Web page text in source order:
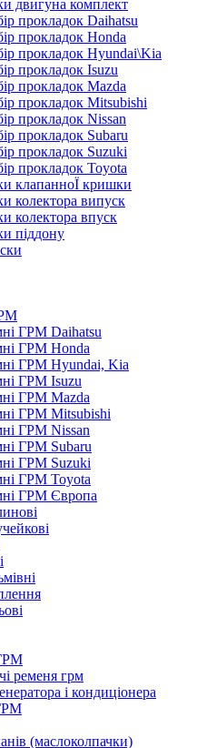
двигуна комплект
прокладок Daihatsu
прокладок Honda
прокладок Hyundai\Kia
прокладок Isuzu
прокладок Mazda
прокладок Mitsubishi
прокладок Nissan
прокладок Subaru
прокладок Suzuki
прокладок Toyota
клапанноЇ кришки
колектора випуск
колектора впуск
піддону
ГРМ Daihatsu
ГРМ Honda
ГРМ Hyundai, Kia
ГРМ Isuzu
ГРМ Mazda
ГРМ Mitsubishi
ГРМ Nissan
ГРМ Subaru
ГРМ Suzuki
ГРМ Toyota
ГРМ Європа
ременя грм
і кондиціонера
(маслоколпачки)